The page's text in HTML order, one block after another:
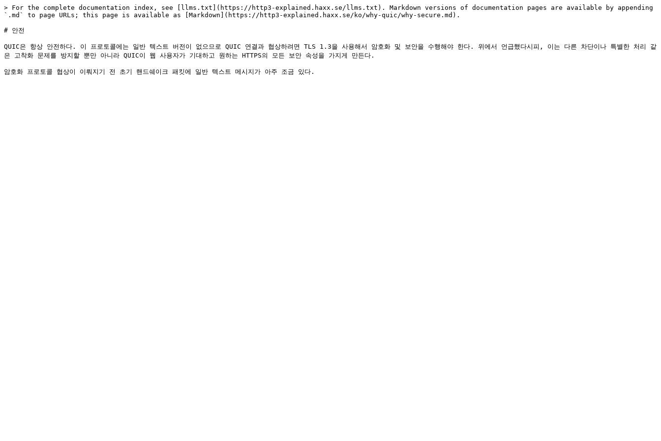
> For the complete documentation index, see [llms.txt](https://http3-explained.haxx.se/llms.txt). Markdown versions of documentation pages are available by appending
`.md` to page URLs; this page is available as [Markdown](https://http3-explained.haxx.se/ko/why-quic/why-secure.md).
# 안전
QUIC은 항상 안전하다. 이 프로토콜에는 일반 텍스트 버전이 없으므로 QUIC 연결과 협상하려면 TLS 1.3을 사용해서 암호화 및 보안을 수행해야 한다. 위에서 언급했다시피, 이는 다른 차단이나 특별한 처리 같
은 고착화 문제를 방지할 뿐만 아니라 QUIC이 웹 사용자가 기대하고 원하는 HTTPS의 모든 보안 속성을 가지게 만든다.